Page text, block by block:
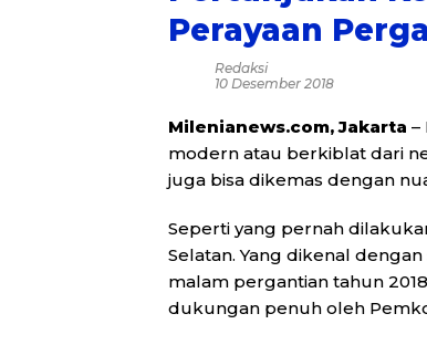
Perayaan
Redaksi
10 Desember 2018
Milenianews.com, Jakarta –
modern atau berkiblat dari
juga bisa dikemas dengan
Seperti yang pernah
Selatan. Yang dikenal
malam pergantian tahun
dukungan penuh oleh